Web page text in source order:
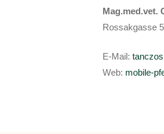
Mag.med.vet.
Rossakgasse
E-Mail:
Web: mobile-